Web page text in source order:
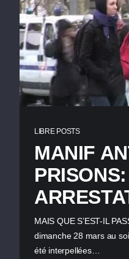
LIBRE POSTS
MANIF
MAIS QUE S’EST-IL
dimanche 28 mars au
été interpellées…